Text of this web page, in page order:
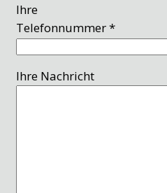
Ihre
Telefonnummer *
Ihre Nachricht